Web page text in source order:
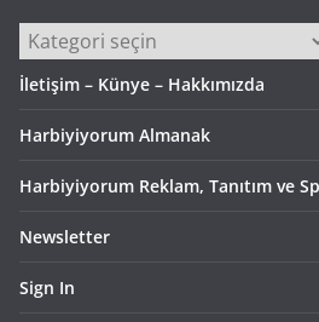
Kategoriler
İletişim – Künye – Hakkımızda
Harbiyiyorum Almanak
Harbiyiyorum Reklam, Tanıtım ve
Newsletter
Sign In